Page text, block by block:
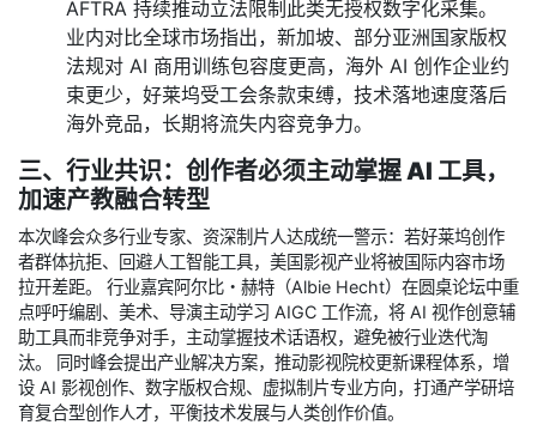
AFTRA 持续推动立法限制此类无授权数字化采集。
业内对比全球市场指出，新加坡、部分亚洲国家版权
法规对 AI 商用训练包容度更高，海外 AI 创作企业约
束更少，好莱坞受工会条款束缚，技术落地速度落后
海外竞品，长期将流失内容竞争力。
三、行业共识：创作者必须主动掌握 AI 工具，
加速产教融合转型
本次峰会众多行业专家、资深制片人达成统一警示：若好莱坞创作
者群体抗拒、回避人工智能工具，美国影视产业将被国际内容市场
拉开差距。 行业嘉宾阿尔比・赫特（Albie Hecht）在圆桌论坛中重
点呼吁编剧、美术、导演主动学习 AIGC 工作流，将 AI 视作创意辅
助工具而非竞争对手，主动掌握技术话语权，避免被行业迭代淘
汰。 同时峰会提出产业解决方案，推动影视院校更新课程体系，增
设 AI 影视创作、数字版权合规、虚拟制片专业方向，打通产学研培
育复合型创作人才，平衡技术发展与人类创作价值。